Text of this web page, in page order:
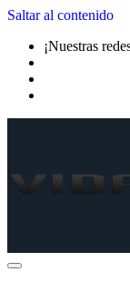
Saltar al contenido
¡Nuestras